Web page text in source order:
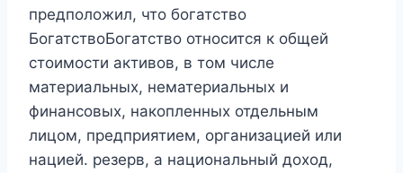
предположил, что богатство
БогатствоБогатство относится к общей
стоимости активов, в том числе
материальных, нематериальных и
финансовых, накопленных отдельным
лицом, предприятием, организацией или
нацией. резерв, а национальный доход,